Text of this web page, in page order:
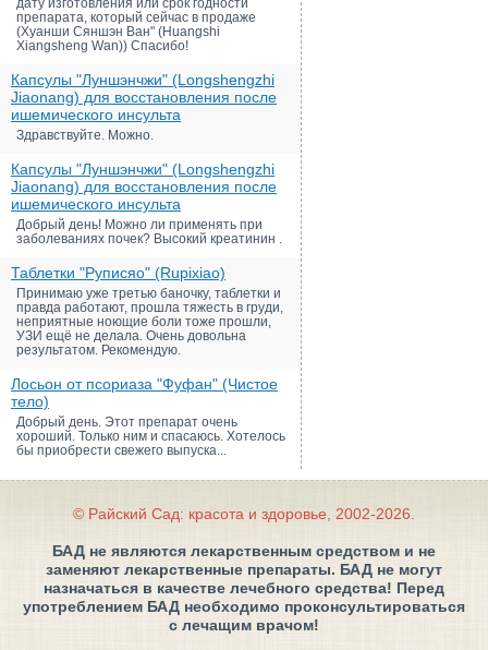
дату изготовления или срок годности
препарата, который сейчас в продаже
(Хуанши Сяншэн Ван" (Huangshi
Xiangsheng Wan)) Спасибо!
Капсулы "Луншэнчжи" (Longshengzhi
Jiaonang) для восстановления после
ишемического инсульта
Здравствуйте. Можно.
Капсулы "Луншэнчжи" (Longshengzhi
Jiaonang) для восстановления после
ишемического инсульта
Добрый день! Можно ли применять при
заболеваниях почек? Высокий креатинин .
Таблетки "Руписяо" (Rupixiao)
Принимаю уже третью баночку, таблетки и
правда работают, прошла тяжесть в груди,
неприятные ноющие боли тоже прошли,
УЗИ ещё не делала. Очень довольна
результатом. Рекомендую.
Лосьон от псориаза "Фуфан" (Чистое
тело)
Добрый день. Этот препарат очень
хороший. Только ним и спасаюсь. Хотелось
бы приобрести свежего выпуска...
© Райский Сад: красота и здоровье, 2002-2026.
БАД не являются лекарственным средством и не
заменяют лекарственные препараты. БАД не могут
назначаться в качестве лечебного средства! Перед
употреблением БАД необходимо проконсультироваться
с лечащим врачом!